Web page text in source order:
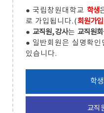
● 국립창원대학교 학생
로 가입됩니다.(회원가
●교직원, 강사는교직원
● 일반회원은 실명확
있습니다.
학
교직